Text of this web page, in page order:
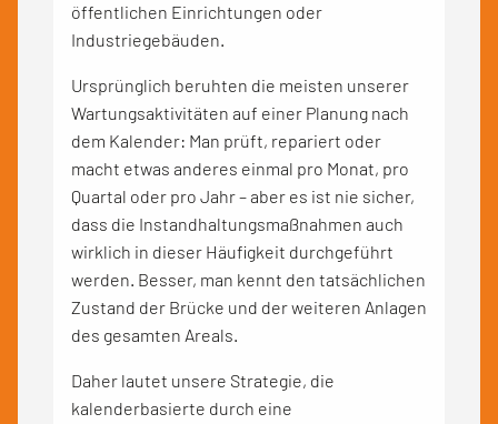
öffentlichen Einrichtungen oder
Industriegebäuden.
Ursprünglich beruhten die meisten unserer
Wartungsaktivitäten auf einer Planung nach
dem Kalender: Man prüft, repariert oder
macht etwas anderes einmal pro Monat, pro
Quartal oder pro Jahr – aber es ist nie sicher,
dass die Instandhaltungsmaßnahmen auch
wirklich in dieser Häufigkeit durchgeführt
werden. Besser, man kennt den tatsächlichen
Zustand der Brücke und der weiteren Anlagen
des gesamten Areals.
Daher lautet unsere Strategie, die
kalenderbasierte durch eine